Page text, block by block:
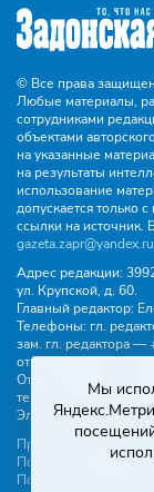
© Все права
Любые материалы,
сотрудниками
объектами
на указанные
на результаты
использование
допускается только
ссылки на источник.
gazeta.zapr@yandex.ru
Адрес редакции:
ул. Крупской, д. 60.
Главный редактор:
Телефоны: гл.
зам. гл. редактора —
отдела писем —+7
Отдел рекламы и
тел.
+7 (47471)
Эл. почта:
Правила общения
Политика
Пользовательское
Мы